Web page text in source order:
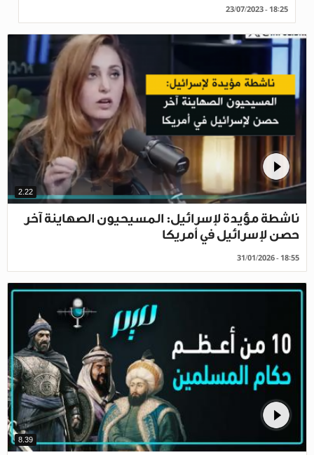
23/07/2023 - 18:25
2.22
ناشطة مؤيدة لإسرائيل: المسيحيون الصهاينة آخر
حصن لإسرائيل في أمريكا
31/01/2026 - 18:55
8.39